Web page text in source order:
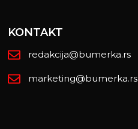
KONTAKT
redakcija@bumerka.rs
marketing@bumerka.rs